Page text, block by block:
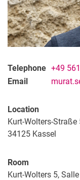
Telephone +49
Email
Location
Kurt-Wolters-Straße
34125 Kassel
Room
Kurt-Wolters 5,